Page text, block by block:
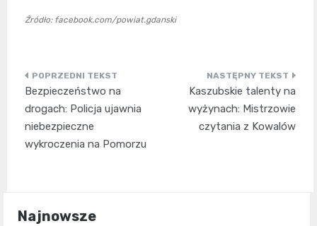
Źródło: facebook.com/powiat.gdanski
Nawigacja
wpisu
Bezpieczeństwo na
drogach: Policja ujawnia
niebezpieczne
wykroczenia na Pomorzu
Kaszubskie talenty na
wyżynach: Mistrzowie
czytania z Kowalów
Najnowsze